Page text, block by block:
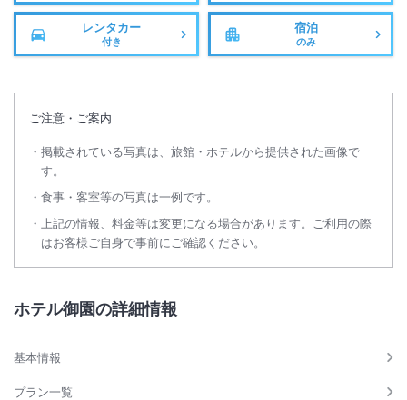
レンタカー
付き
宿泊
のみ
ご注意・ご案内
掲載されている写真は、旅館・ホテルから提供された画像で
す。
食事・客室等の写真は一例です。
上記の情報、料金等は変更になる場合があります。ご利用の際
はお客様ご自身で事前にご確認ください。
ホテル御園の詳細情報
基本情報
プラン一覧